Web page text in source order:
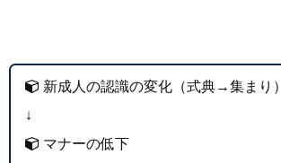
新成人の認識の変化（式典→集まり）
↓
マナーの低下